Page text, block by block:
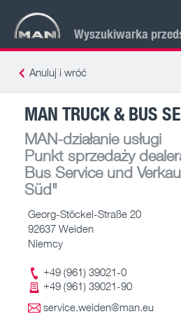
Wyszukiwarka
Anuluj i wróć
MAN TRUCK & BUS
MAN-działanie usługi
Punkt sprzedaży
Bus Service und
Süd"
Georg-Stöckel-Straße 20
92637 Weiden
Niemcy
+49 (961) 39021-0
+49 (961) 39021-90
service.weiden@man.eu